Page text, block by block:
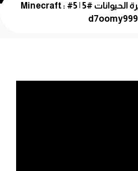
ماين كرافت : حظيرة الحيوانات #5 | 5# Minecraft :
d7oomy999